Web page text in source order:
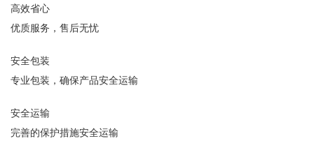
高效省心
优质服务，售后无忧
安全包装
专业包装，确保产品安全运输
安全运输
完善的保护措施安全运输